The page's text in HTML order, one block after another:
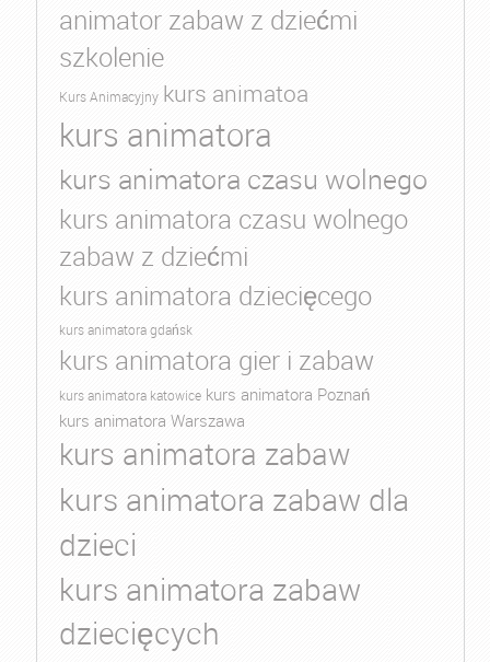
animator zabaw z dziećmi
szkolenie
Kurs Animacyjny kurs animatoa
kurs animatora
kurs animatora czasu wolnego
kurs animatora czasu wolnego
zabaw z dziećmi
kurs animatora dziecięcego
kurs animatora gdańsk
kurs animatora gier i zabaw
kurs animatora katowice kurs animatora Poznań
kurs animatora Warszawa
kurs animatora zabaw
kurs animatora zabaw dla
dzieci
kurs animatora zabaw
dziecięcych